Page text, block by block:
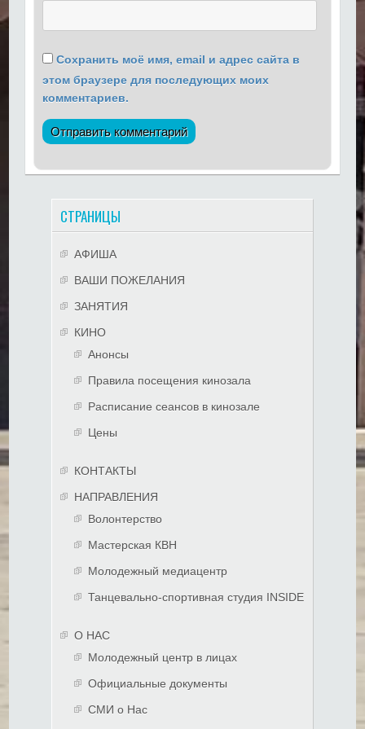
Сохранить моё имя, email и адрес сайта в
этом браузере для последующих моих
комментариев.
СТРАНИЦЫ
АФИША
ВАШИ ПОЖЕЛАНИЯ
ЗАНЯТИЯ
КИНО
Анонсы
Правила посещения кинозала
Расписание сеансов в кинозале
Цены
КОНТАКТЫ
НАПРАВЛЕНИЯ
Волонтерство
Мастерская КВН
Молодежный медиацентр
Танцевально-спортивная студия INSIDE
О НАС
Молодежный центр в лицах
Официальные документы
СМИ о Нас